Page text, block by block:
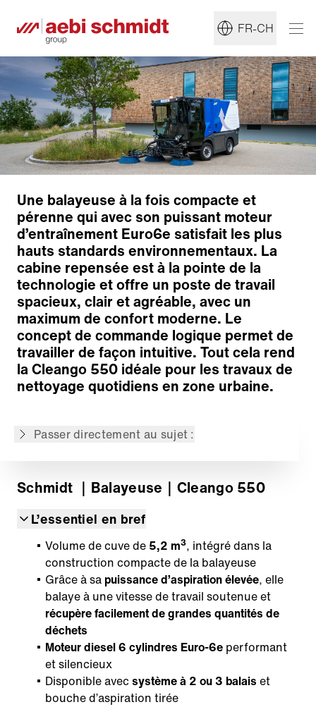
FR-CH
Une balayeuse à la fois compacte et
pérenne qui avec son puissant moteur
d’entraînement Euro6e satisfait les plus
hauts standards environnementaux. La
cabine repensée est à la pointe de la
technologie et offre un poste de travail
spacieux, clair et agréable, avec un
maximum de confort moderne. Le
concept de commande logique permet de
travailler de façon intuitive. Tout cela rend
la Cleango 550 idéale pour les travaux de
nettoyage quotidiens en zone urbaine.
Passer directement au sujet :
Technologie de balayage
Aspiration et circuit d’eau
Confort
Poste de travail
Cuve à déchets
Entraînement
Véhicule de technologie moderne
Large gamme d’options
Retour à l'aperçu
Schmidt ｜Balayeuse ｜Cleango 550
L’essentiel en bref
Volume de cuve de 5,2 m3, intégré dans la
construction compacte de la balayeuse
Grâce à sa puissance d’aspiration élevée, elle
balaye à une vitesse de travail soutenue et
récupèrefacilement de grandes quantités de
déchets
Moteur diesel 6 cylindres Euro-6e performant
et silencieux
Disponible avec système à 2 ou 3 balais et
bouche d’aspiration tirée